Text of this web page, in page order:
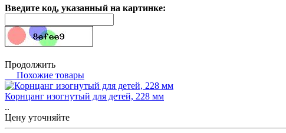
Введите код, указанный на картинке:
Продолжить
Похожие товары
Корнцанг изогнутый для детей, 228 мм
..
Цену уточняйте